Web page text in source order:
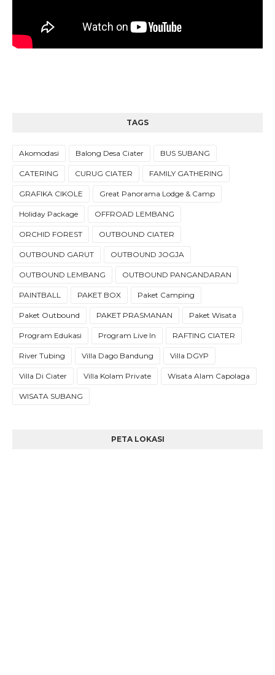
TAGS
Akomodasi Balong Desa Ciater BUS SUBANG
CATERING CURUG CIATER FAMILY GATHERING
GRAFIKA CIKOLE Great Panorama Lodge & Camp
Holiday Package OFFROAD LEMBANG
ORCHID FOREST OUTBOUND CIATER
OUTBOUND GARUT OUTBOUND JOGJA
OUTBOUND LEMBANG OUTBOUND PANGANDARAN
PAINTBALL PAKET BOX Paket Camping
Paket Outbound PAKET PRASMANAN Paket Wisata
Program Edukasi Program Live In RAFTING CIATER
River Tubing Villa Dago Bandung Villa DGYP
Villa Di Ciater Villa Kolam Private Wisata Alam Capolaga
WISATA SUBANG
PETA LOKASI